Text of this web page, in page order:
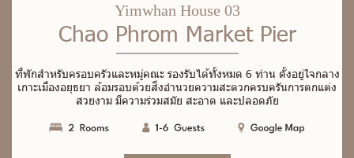
Yimwhan House 03
Chao Phrom Market Pier
ที่พักสำหรับครอบครัวและหมู่คณะ รองรับได้ทั้งหมด 6 ท่าน ตั้งอยู่ใจกลาง
เกาะเมืองอยุธยา ล้อมรอบด้วยสิ่งอำนวยความสะดวกครบครันการตกแต่ง
สวยงาม มีความร่วมสมัย สะอาด และปลอดภัย